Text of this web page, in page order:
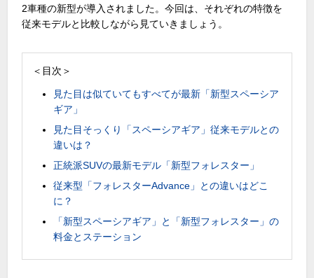
2車種の新型が導入されました。今回は、それぞれの特徴を
従来モデルと比較しながら見ていきましょう。
＜目次＞
見た目は似ていてもすべてが最新「新型スペーシア
ギア」
見た目そっくり「スペーシアギア」従来モデルとの
違いは？
正統派SUVの最新モデル「新型フォレスター」
従来型「フォレスターAdvance」との違いはどこ
に？
「新型スペーシアギア」と「新型フォレスター」の
料金とステーション